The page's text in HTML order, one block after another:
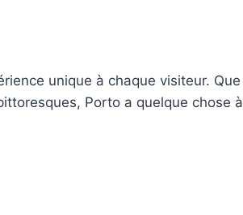
unique à chaque visiteur. Que
Porto a quelque chose à